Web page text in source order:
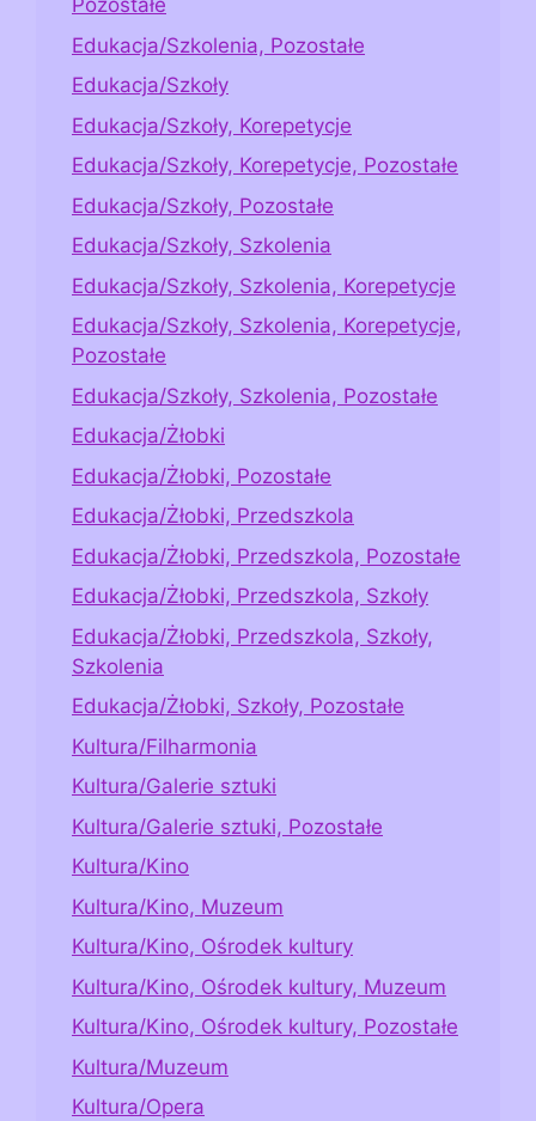
Pozostałe
Edukacja/Szkolenia, Pozostałe
Edukacja/Szkoły
Edukacja/Szkoły, Korepetycje
Edukacja/Szkoły, Korepetycje, Pozostałe
Edukacja/Szkoły, Pozostałe
Edukacja/Szkoły, Szkolenia
Edukacja/Szkoły, Szkolenia, Korepetycje
Edukacja/Szkoły, Szkolenia, Korepetycje,
Pozostałe
Edukacja/Szkoły, Szkolenia, Pozostałe
Edukacja/Żłobki
Edukacja/Żłobki, Pozostałe
Edukacja/Żłobki, Przedszkola
Edukacja/Żłobki, Przedszkola, Pozostałe
Edukacja/Żłobki, Przedszkola, Szkoły
Edukacja/Żłobki, Przedszkola, Szkoły,
Szkolenia
Edukacja/Żłobki, Szkoły, Pozostałe
Kultura/Filharmonia
Kultura/Galerie sztuki
Kultura/Galerie sztuki, Pozostałe
Kultura/Kino
Kultura/Kino, Muzeum
Kultura/Kino, Ośrodek kultury
Kultura/Kino, Ośrodek kultury, Muzeum
Kultura/Kino, Ośrodek kultury, Pozostałe
Kultura/Muzeum
Kultura/Opera